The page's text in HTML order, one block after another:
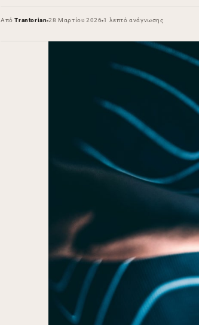
ΑπόTrantorian 28 Μαρτίου 2026 1 λεπτό ανάγνωσης